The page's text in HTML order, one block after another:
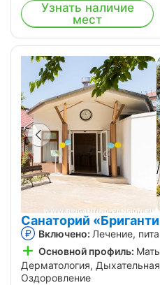
Узнать наличие
мест
Санаторий
Включено: Лечение,
Основной профиль:
Дерматология,
Оздоровление